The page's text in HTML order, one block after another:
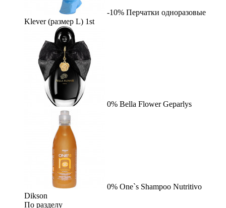
-10% Перчатки одноразовые
Klever (размер L) 1st
0% Bella Flower Geparlys
0% One`s Shampoo Nutritivo
Dikson
По разделу